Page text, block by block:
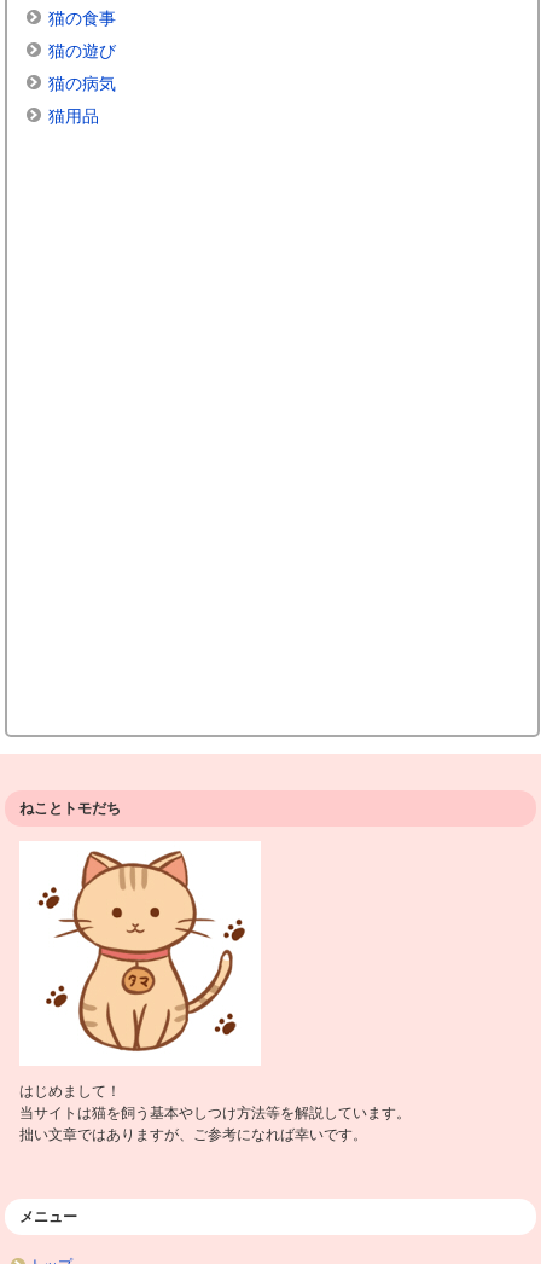
猫の食事
猫の遊び
猫の病気
猫用品
ねことトモだち
はじめまして！
当サイトは猫を飼う基本やしつけ方法等を解説しています。
拙い文章ではありますが、ご参考になれば幸いです。
メニュー